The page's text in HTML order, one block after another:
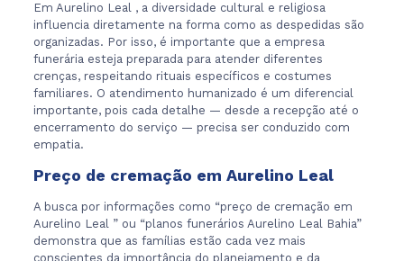
Em Aurelino Leal , a diversidade cultural e religiosa
influencia diretamente na forma como as despedidas são
organizadas. Por isso, é importante que a empresa
funerária esteja preparada para atender diferentes
crenças, respeitando rituais específicos e costumes
familiares. O atendimento humanizado é um diferencial
importante, pois cada detalhe — desde a recepção até o
encerramento do serviço — precisa ser conduzido com
empatia.
Preço de cremação em Aurelino Leal
A busca por informações como “preço de cremação em
Aurelino Leal ” ou “planos funerários Aurelino Leal Bahia”
demonstra que as famílias estão cada vez mais
conscientes da importância do planejamento e da